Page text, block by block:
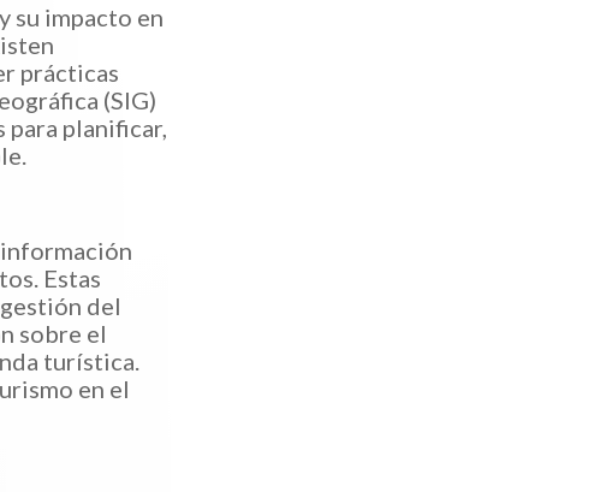
su impacto en
prácticas
(SIG)
planificar,
Estas
del
sobre el
turística.
en el